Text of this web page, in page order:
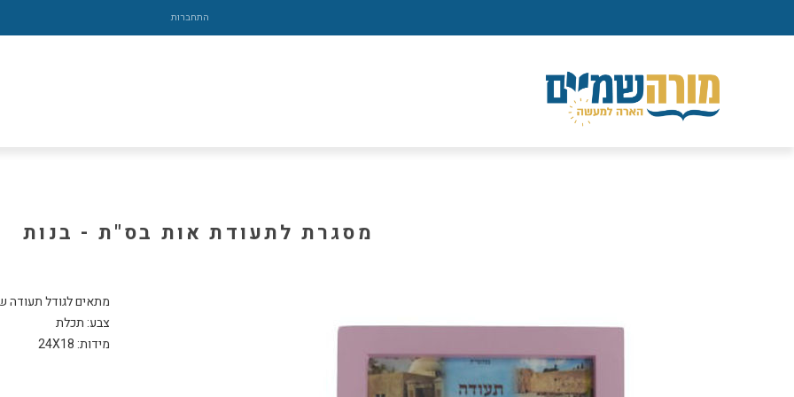
התחברות
מסגרת לתעודת אות בס"ת - בנות
מידות: 24X18